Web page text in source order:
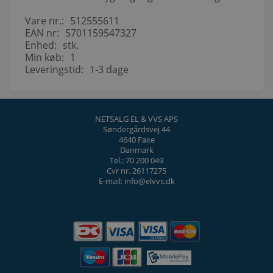
Vare nr.: 512555611
EAN nr: 5701159547327
Enhed: stk.
Min køb: 1
Leveringstid: 1-3 dage
NETSALG EL & VVS APS
Søndergårdsvej 44
4640 Faxe
Danmark
Tel.: 70 200 049
Cvr nr. 26117275
E-mail: info@elvvs.dk